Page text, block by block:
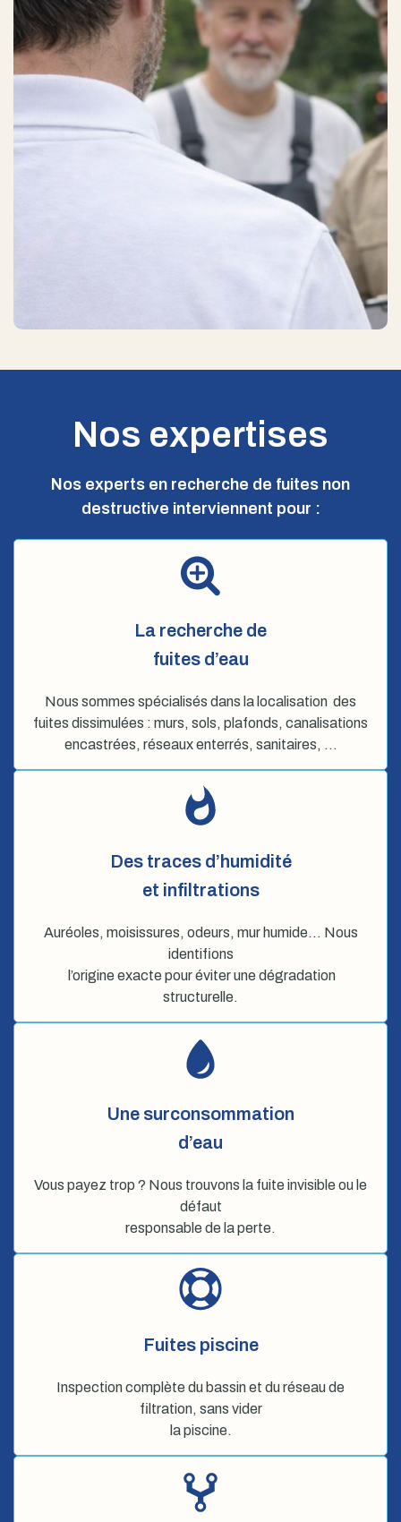
Nos expertises
Nos experts en recherche de fuites non
destructive interviennent pour :
La recherche de
fuites d’eau
Nous sommes spécialisés dans la localisation des
fuites dissimulées : murs, sols, plafonds, canalisations
encastrées, réseaux enterrés, sanitaires, …
Des traces d’humidité
et infiltrations
Auréoles, moisissures, odeurs, mur humide… Nous
identifions
l’origine exacte pour éviter une dégradation
structurelle.
Une surconsommation
d’eau
Vous payez trop ? Nous trouvons la fuite invisible ou le
défaut
responsable de la perte.
Fuites piscine
Inspection complète du bassin et du réseau de
filtration, sans vider
la piscine.